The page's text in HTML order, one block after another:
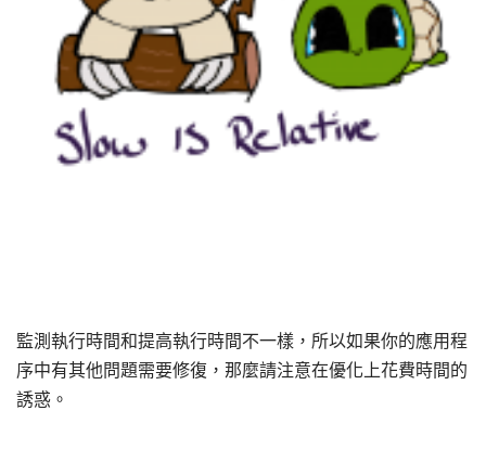
監測執行時間和提高執行時間不一樣，所以如果你的應用程
序中有其他問題需要修復，那麼請注意在優化上花費時間的
誘惑。